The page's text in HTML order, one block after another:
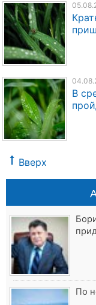
В
Вверх
По